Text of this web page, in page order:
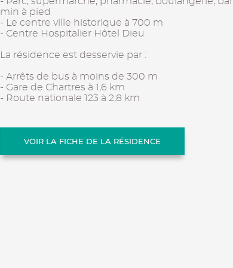
min à pied
- Le centre ville historique à 700 m
- Centre Hospitalier Hôtel Dieu
La résidence est desservie par :
- Arrêts de bus à moins de 300 m
- Gare de Chartres à 1,6 km
- Route nationale 123 à 2,8 km
VOIR LA FICHE DE LA RÉSIDENCE